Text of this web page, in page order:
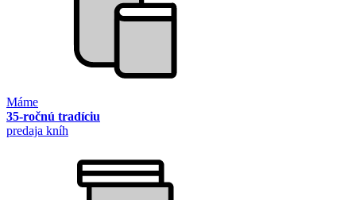
Máme
35-ročnú tradíciu
predaja kníh